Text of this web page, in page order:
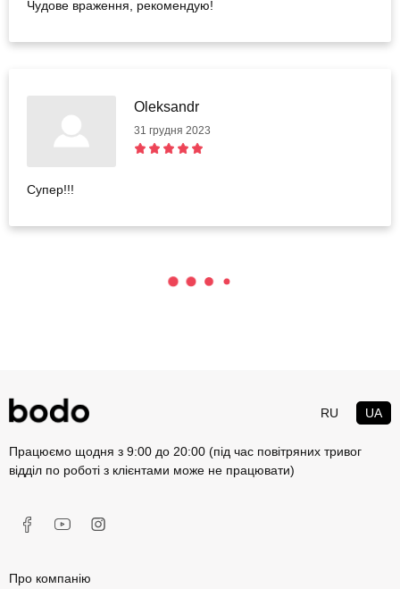
Чудове враження, рекомендую!
Oleksandr
31 грудня 2023
Супер!!!
RU UA
Працюємо щодня з 9:00 до 20:00 (під час повітряних тривог
відділ по роботі з клієнтами може не працювати)
Про компанію